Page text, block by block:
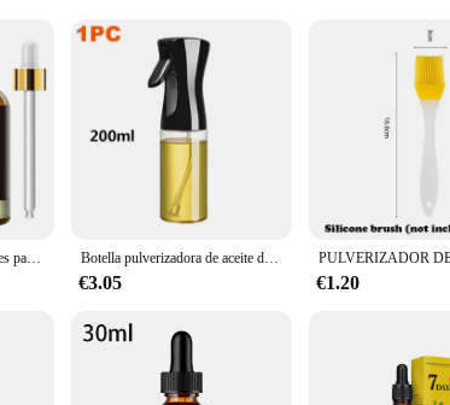
to the power of nature's healing properties. Sourced from the
ensuring that every drop delivers the full potential of
choice.
choice for health-conscious individuals, retailers, and
benefits of this ancient remedy. The simple, eco-friendly
suitable for daily use or as a standalone remedy when
product; it's a commitment to your health and well-being. With
reflect its natural origins, making it an attractive addition to
to offer your customers, this product is a prime choice.
MAYJAM-aceites esenciales para humidificador, aceites aromáticos de sándalo, lavanda, eucalipto, vainilla, quemador de velas aromáticas, 100ML Botella pulverizadora de aceite de oliva, dispensador de cocina, Camping, hornear, vinagre, salsa de soja, contenedores pulverizadores, 200/300/500ml
€3.05 €1.20